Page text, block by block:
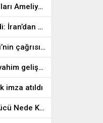
Mesane Kanserinde Hastaları Ameliyattan Kurtaran İlaç
Körfez’de tansiyon yükseldi: İran’dan ABD üslerine misilleme
Yeniden Refah’tan Bahçeli’nin çağrısına destek
“Filistin’deki siyonist işgal vahim gelişmelere gebe”
imza atıldı
Üç Bakanın Ne Sözü Ne Gücü Nede Kudreti Yetmedi